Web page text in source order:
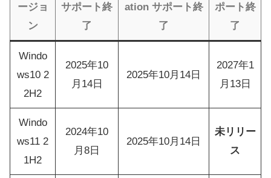
ージョ
ン
サポート終
了
ation サポート終
了
ポート終
了
Windo
ws10 2
2H2
2025年10
月14日
2025年10月14日
2027年1
月13日
Windo
ws11 2
1H2
2024年10
月8日
2025年10月14日
未リリー
ス